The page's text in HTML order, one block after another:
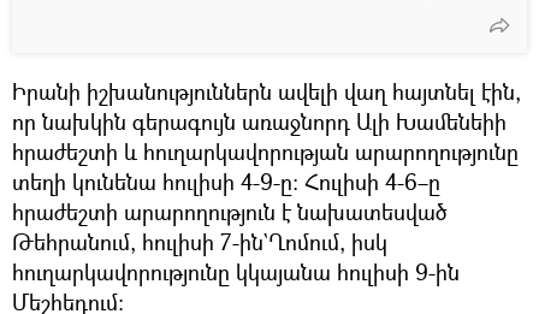
Իրանի իշխանություններն ավելի վաղ հայտնել էին,
որ նախկին գերագույն առաջնորդ Ալի Խամենեիի
հրաժեշտի և հուղարկավորության արարողությունը
տեղի կունենա հուլիսի 4-9-ը։ Հուլիսի 4-6–ը
հրաժեշտի արարողություն է նախատեսված
Թեհրանում, հուլիսի 7-ին`Ղոմում, իսկ
հուղարկավորությունը կկայանա հուլիսի 9-ին
Մեշհեդում։